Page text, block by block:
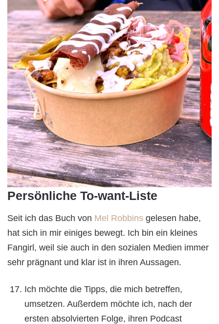
Persönliche To-want-Liste
Seit ich das Buch von Mel Robbins gelesen habe,
hat sich in mir einiges bewegt. Ich bin ein kleines
Fangirl, weil sie auch in den sozialen Medien immer
sehr prägnant und klar ist in ihren Aussagen.
Ich möchte die Tipps, die mich betreffen,
umsetzen. Außerdem möchte ich, nach der
ersten absolvierten Folge, ihren Podcast